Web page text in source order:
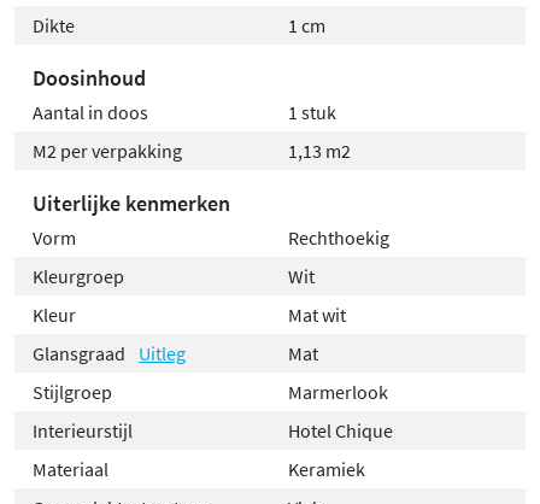
Dikte
1 cm
Doosinhoud
Aantal in doos
1 stuk
M2 per verpakking
1,13 m2
Uiterlijke kenmerken
Vorm
Rechthoekig
Kleurgroep
Wit
Kleur
Mat wit
Glansgraad
Uitleg
Mat
Stijlgroep
Marmerlook
Interieurstijl
Hotel Chique
Materiaal
Keramiek